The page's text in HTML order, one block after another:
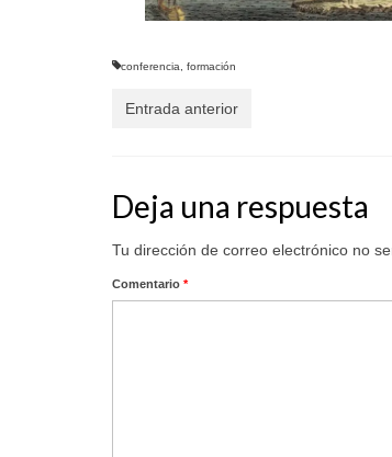
conferencia formación
Entrada anterior
Deja una respuesta
Tu dirección de correo electrónico no
Comentario *